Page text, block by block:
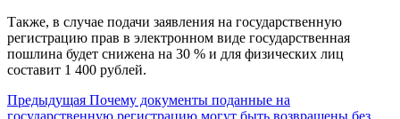
Также, в случае подачи заявления на государственную
регистрацию прав в электронном виде государственная
пошлина будет снижена на 30 % и для физических лиц
составит 1 400 рублей.
Предыдущая Почему документы поданные на
государственную регистрацию могут быть возвращены без